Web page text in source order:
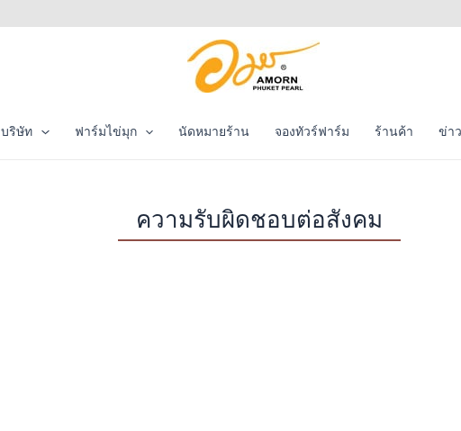
บริษัท ฟาร์มไข่มุก นัดหมายร้าน จองทัวร์ฟาร์ม ร้านค้า ข่าว
ความรับผิดชอบต่อสังคม